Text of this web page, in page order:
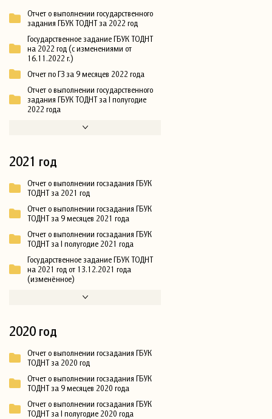
Отчет о выполнении государственного
задания ГБУК ТОДНТ за 2022 год
Государственное задание ГБУК ТОДНТ
на 2022 год (с изменениями от
16.11.2022 г.)
Отчет по ГЗ за 9 месяцев 2022 года
Отчет о выполнении государственного
задания ГБУК ТОДНТ за I полугодие
2022 года
2021 год
Отчет о выполнении госзадания ГБУК
ТОДНТ за 2021 год
Отчет о выполнении госзадания ГБУК
ТОДНТ за 9 месяцев 2021 года
Отчет о выполнении госзадания ГБУК
ТОДНТ за I полугодие 2021 года
Государственное задание ГБУК ТОДНТ
на 2021 год от 13.12.2021 года
(изменённое)
2020 год
Отчет о выполнении госзадания ГБУК
ТОДНТ за 2020 год
Отчет о выполнении госзадания ГБУК
ТОДНТ за 9 месяцев 2020 года
Отчет о выполнении госзадания ГБУК
ТОДНТ за I полугодие 2020 года